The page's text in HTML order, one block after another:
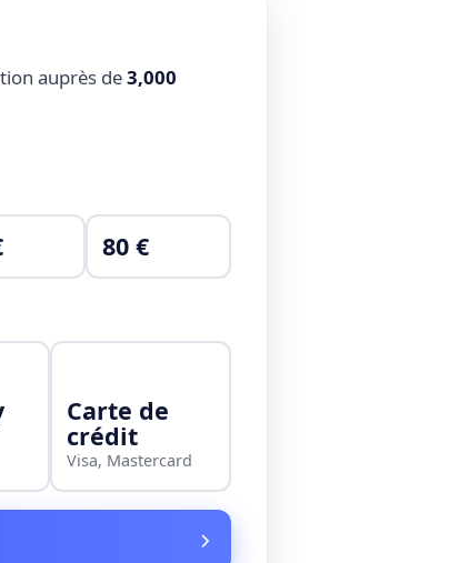
auprès de3,000
80 €
Carte de
crédit
Visa, Mastercard